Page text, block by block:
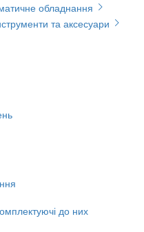
обладнання
та аксесуари
до них